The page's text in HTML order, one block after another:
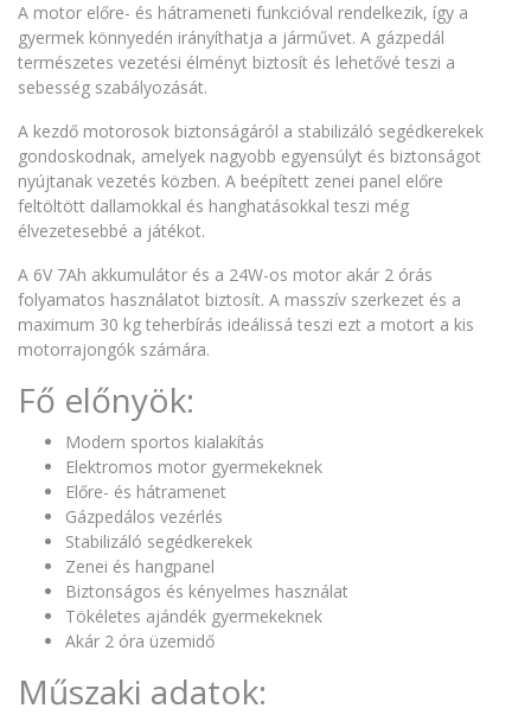
A motor előre- és hátrameneti funkcióval rendelkezik, így a
gyermek könnyedén irányíthatja a járművet. A gázpedál
természetes vezetési élményt biztosít és lehetővé teszi a
sebesség szabályozását.
A kezdő motorosok biztonságáról a stabilizáló segédkerekek
gondoskodnak, amelyek nagyobb egyensúlyt és biztonságot
nyújtanak vezetés közben. A beépített zenei panel előre
feltöltött dallamokkal és hanghatásokkal teszi még
élvezetesebbé a játékot.
A 6V 7Ah akkumulátor és a 24W-os motor akár 2 órás
folyamatos használatot biztosít. A masszív szerkezet és a
maximum 30 kg teherbírás ideálissá teszi ezt a motort a kis
motorrajongók számára.
Fő előnyök:
Modern sportos kialakítás
Elektromos motor gyermekeknek
Előre- és hátramenet
Gázpedálos vezérlés
Stabilizáló segédkerekek
Zenei és hangpanel
Biztonságos és kényelmes használat
Tökéletes ajándék gyermekeknek
Akár 2 óra üzemidő
Műszaki adatok: